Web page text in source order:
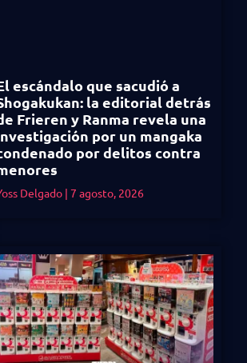
escándalo que sacudió a
la editorial detrás
Frieren y Ranma revela una
por un mangaka
por delitos contra
Delgado 7 agosto, 2026